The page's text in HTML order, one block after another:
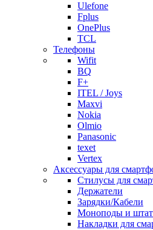
Ulefone
Fplus
OnePlus
TCL
Телефоны
Wifit
BQ
F+
ITEL / Joys
Maxvi
Nokia
Olmio
Panasonic
texet
Vertex
Аксессуары для
Стилусы для
Держатели
Зарядки/Кабели
Моноподы и
Накладки для